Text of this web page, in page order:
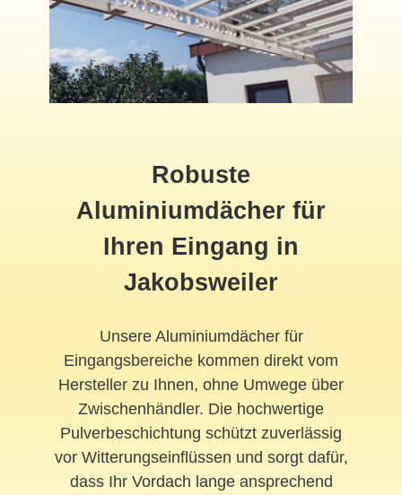
Robuste
Aluminiumdächer für
Ihren Eingang in
Jakobsweiler
Unsere Aluminiumdächer für
Eingangsbereiche kommen direkt vom
Hersteller zu Ihnen, ohne Umwege über
Zwischenhändler. Die hochwertige
Pulverbeschichtung schützt zuverlässig
vor Witterungseinflüssen und sorgt dafür,
dass Ihr Vordach lange ansprechend